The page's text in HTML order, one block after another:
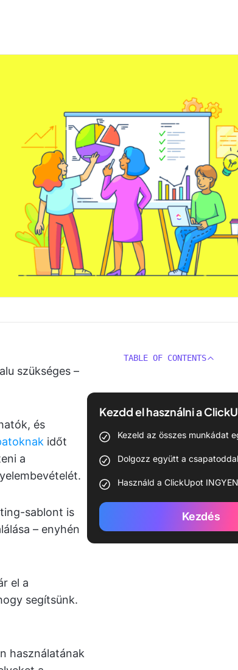
szükséges –
és
időt
a
sablont is
– enyhén
el a
segítsünk.
használatának
TABLE OF CONTENTS
Kezdd el használni a
Kezeld az összes munkádat
Dolgozz együtt a csapatoddal
Használd a ClickUpot
Kezdés